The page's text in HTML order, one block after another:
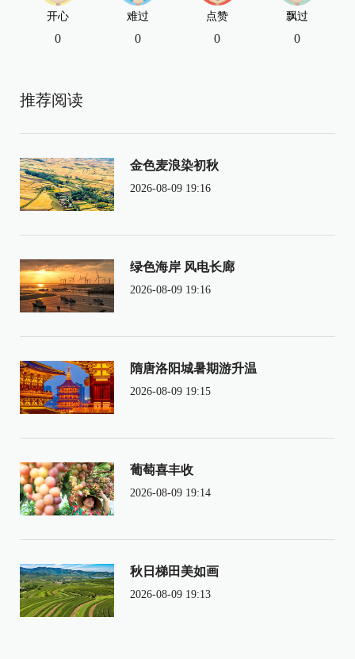
开心
0
难过
0
点赞
0
飘过
0
推荐阅读
金色麦浪染初秋
2026-08-09 19:16
绿色海岸 风电长廊
2026-08-09 19:16
隋唐洛阳城暑期游升温
2026-08-09 19:15
葡萄喜丰收
2026-08-09 19:14
秋日梯田美如画
2026-08-09 19:13